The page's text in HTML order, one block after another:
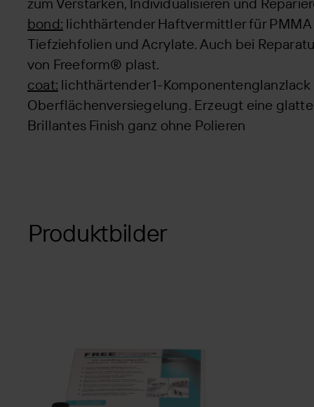
bond: lichthärtender Haftvermittler für
Tiefziehfolien und Acrylate. Auch bei
von Freeform® plast.
coat: lichthärtender 1-
Oberflächenversiegelung. Erzeugt eine
Brillantes Finish ganz ohne Polieren
Produktbilder